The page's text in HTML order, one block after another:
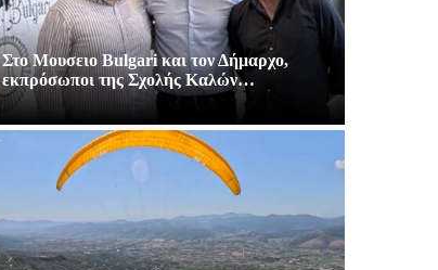
Στο Μουσειο Bulgari και τον Δήμαρχο,
εκπρόσωποι της Σχολής Καλών…